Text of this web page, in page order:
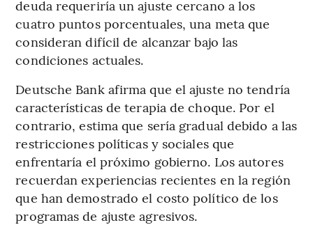
deuda requeriría un ajuste cercano a los
cuatro puntos porcentuales, una meta que
consideran difícil de alcanzar bajo las
condiciones actuales.
Deutsche Bank afirma que el ajuste no tendría
características de terapia de choque. Por el
contrario, estima que sería gradual debido a las
restricciones políticas y sociales que
enfrentaría el próximo gobierno. Los autores
recuerdan experiencias recientes en la región
que han demostrado el costo político de los
programas de ajuste agresivos.